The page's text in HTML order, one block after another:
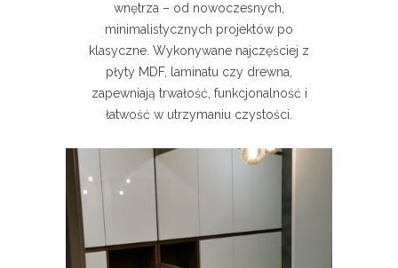
wnętrza – od nowoczesnych,
minimalistycznych projektów po
klasyczne. Wykonywane najczęściej z
płyty MDF, laminatu czy drewna,
zapewniają trwałość, funkcjonalność i
łatwość w utrzymaniu czystości.